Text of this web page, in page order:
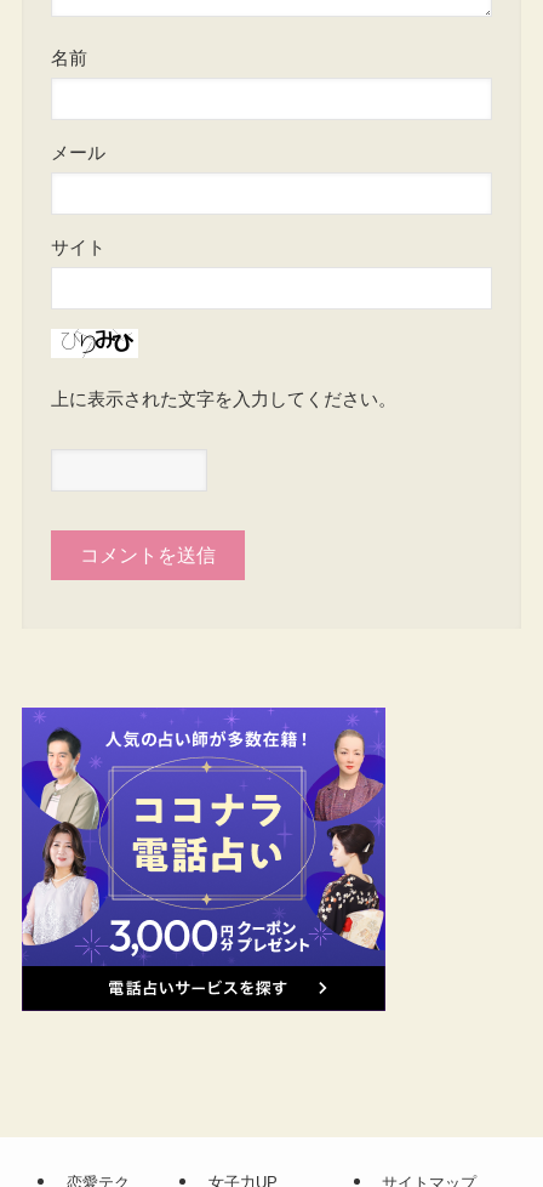
名前
メール
サイト
上に表示された文字を入力してください。
恋愛テク 女子力UP サイトマップ